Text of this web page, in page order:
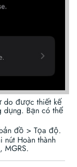
do được thiết kế
Bạn có thể
đồ > Tọa độ.
nút Hoàn thành
MGRS.